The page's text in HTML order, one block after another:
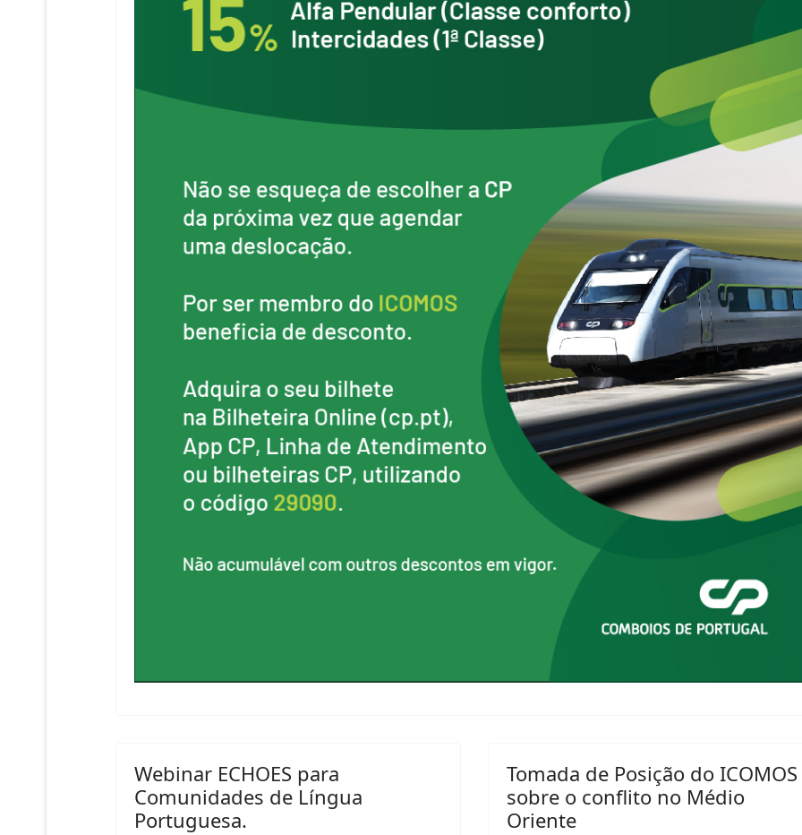
Webinar ECHOES para
Comunidades de Língua
Portuguesa.
Tomada de Posição do ICOMOS
sobre o conflito no Médio
Oriente